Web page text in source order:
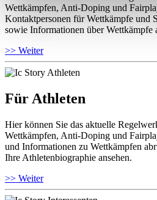
Wettkämpfen, Anti-Doping und
Kontaktpersonen für Wettkämpfe und
sowie Informationen über Wettkämpfe
>> Weiter
Für Athleten
Hier können Sie das aktuelle
Wettkämpfen, Anti-Doping und
und Informationen zu Wettkämpfen
Ihre Athletenbiographie ansehen.
>> Weiter